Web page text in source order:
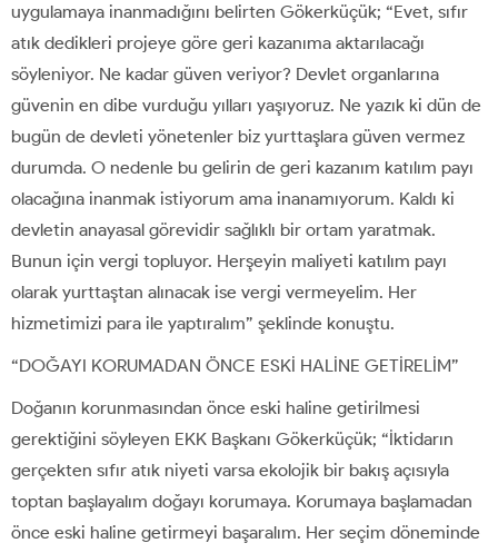
uygulamaya inanmadığını belirten Gökerküçük; “Evet, sıfır
atık dedikleri projeye göre geri kazanıma aktarılacağı
söyleniyor. Ne kadar güven veriyor? Devlet organlarına
güvenin en dibe vurduğu yılları yaşıyoruz. Ne yazık ki dün de
bugün de devleti yönetenler biz yurttaşlara güven vermez
durumda. O nedenle bu gelirin de geri kazanım katılım payı
olacağına inanmak istiyorum ama inanamıyorum. Kaldı ki
devletin anayasal görevidir sağlıklı bir ortam yaratmak.
Bunun için vergi topluyor. Herşeyin maliyeti katılım payı
olarak yurttaştan alınacak ise vergi vermeyelim. Her
hizmetimizi para ile yaptıralım” şeklinde konuştu.
“DOĞAYI KORUMADAN ÖNCE ESKİ HALİNE GETİRELİM”
Doğanın korunmasından önce eski haline getirilmesi
gerektiğini söyleyen EKK Başkanı Gökerküçük; “İktidarın
gerçekten sıfır atık niyeti varsa ekolojik bir bakış açısıyla
toptan başlayalım doğayı korumaya. Korumaya başlamadan
önce eski haline getirmeyi başaralım. Her seçim döneminde